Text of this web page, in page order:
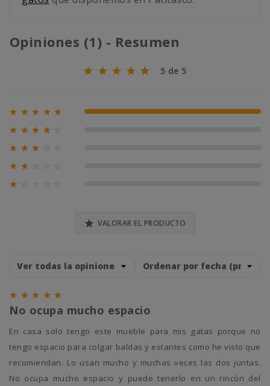
Opiniones (1) - Resumen
5 de 5
     100% (1)
   
  
 

 VALORAR EL PRODUCTO
    
No ocupa mucho espacio
En casa solo tengo este mueble para mis gatas porque no
tengo espacio para colgar baldas y estantes como he visto que
recomiendan. Lo usan mucho y muchas veces las dos juntas.
No ocupa mucho espacio y puede tenerlo en un rincón del